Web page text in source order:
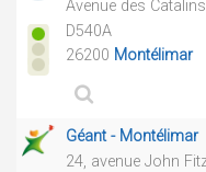
Avenue des
D540A
26200 Montélimar
Géant - Montélimar
24, avenue John